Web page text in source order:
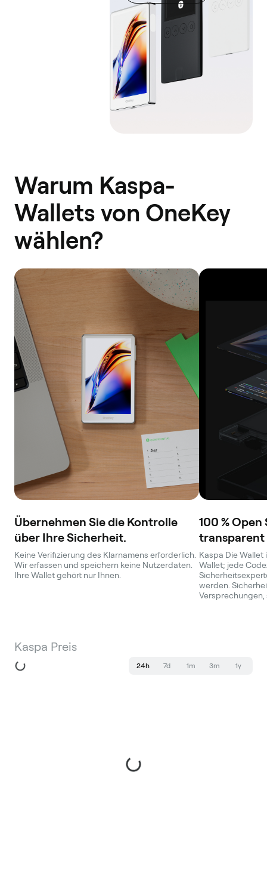
Warum Kaspa-
Wallets von OneKey
wählen?
Übernehmen Sie die Kontrolle
über Ihre Sicherheit.
Keine Verifizierung des Klarnamens erforderlich.
Wir erfassen und speichern keine Nutzerdaten.
Ihre Wallet gehört nur Ihnen.
100 %
transparent
Kaspa Die
Wallet; jede
werden.
Versprechungen,
Kaspa Preis
24h 7d 1m 3m 1y